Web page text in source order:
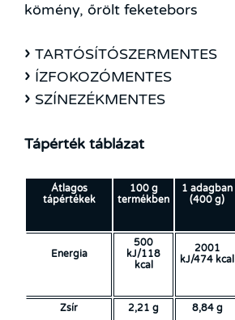
kömény, őrölt feketebors
TARTÓSÍTÓSZERMENTES
ÍZFOKOZÓMENTES
SZÍNEZÉKMENTES
Tápérték táblázat
Átlagos
tápértékek
100 g
termékben
1 adagban
(400 g)
Energia
500
kJ/118
kcal
2001
kJ/474 kcal
Zsír 2,21 g 8,84 g